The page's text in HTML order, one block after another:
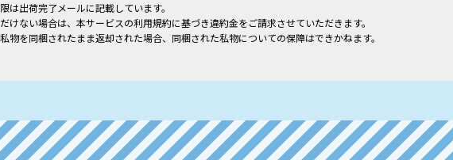
は出荷完了メールに記載しています。
けない場合は、本サービスの利用規約に基づき違約金をご請求させていただきます。
物を同梱されたまま返却された場合、同梱された私物についての保障はできかねます。